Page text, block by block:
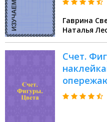
Гаврина
Наталья
Счет.